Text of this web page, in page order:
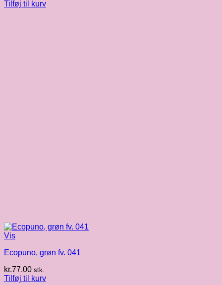
Tilføj til kurv
Vis
Ecopuno, grøn fv. 041
kr.77.00 stk.
Tilføj til kurv